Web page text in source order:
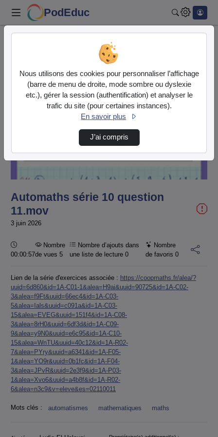
PodEduc
Automaths série 10 question 11.mov
Lire
la
vidéo
Automaths série 10 question
11.mov
3 juin 2026
Durée :
00:00:57
Nombre
de vues 5
Nombre d’ajouts dans
une liste de lecture0
Nombre
de favoris 0
Lien de la série d'exercices associée : https://coopmaths.fr/alea/?
uuid=6d860&id=1A-C01-1&alea=H9ai&uuid=90725&id=1A-C02-
3&alea=f9Ft&uuid=66ec4&id=1A-C03-
5&alea=Ials&uuid=c091a&id=1A-C03-
15&alea=EVEG&uuid=151f4&id=1A-C08-
3&alea=8rH0&uuid=6df3d&id=1A-C09-
9&alea=y9N0&uuid=e6c95&id=1A-C10-
15&alea=WnTU&uuid=40c12&id=1A-R02-
7&alea=PYry&uuid=a6341&id=1A-F05-
1&alea=YO9r&uuid=0b1fc&id=1A-F04-
3&alea=JPvR&uuid=2e3f9&id=1A-P03-
1&alea=Xvo6&uuid=a4b8f&id=1A-R02-
6&alea=n3c9&v=eleve&es=02110011
Mots clés : automatismes mathematiques maths
Nous utilisons des cookies pour personnaliser l’affichage
(barre de menu de droite, mode sombre ou dyslexie
etc.), gérer la session (authentification) et analyser le
trafic du site (pour certaines instances).
En savoir plus
J’ai compris